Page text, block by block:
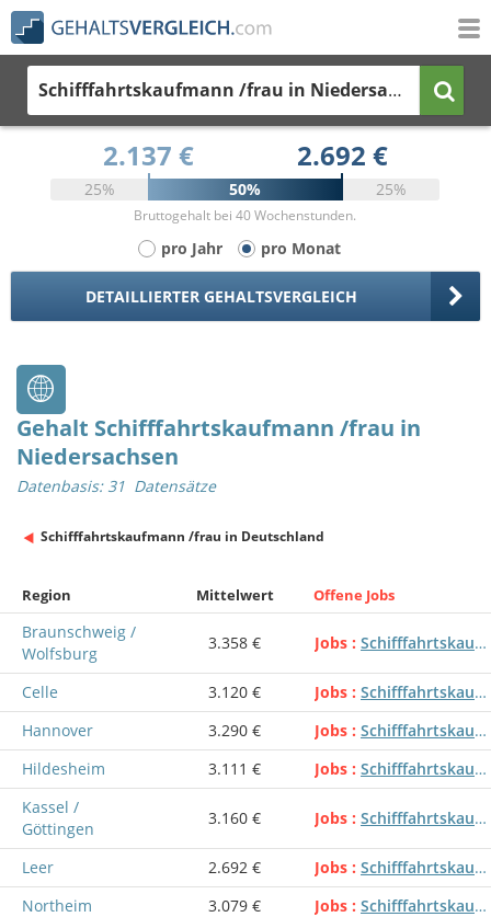
Schifffahrtskaufmann /frau in Niedersachsen
2.137 € 2.692 €
25% 50% 25%
Bruttogehalt bei 40 Wochenstunden.
pro Jahr pro Monat
DETAILLIERTER GEHALTSVERGLEICH
Gehalt Schifffahrtskaufmann /frau in
Niedersachsen
Datenbasis: 31 Datensätze
Schifffahrtskaufmann /frau in Deutschland
Region Mittelwert Offene Jobs
Braunschweig /
Wolfsburg
3.358 € Jobs Schifffahrtskaufmann /frau
Celle 3.120 € Jobs
Schifffahrtskaufmann /frau
Hannover
3.290 € Jobs
Schifffahrtskaufmann /frau
Hildesheim
3.111 € Jobs
Schifffahrtskaufmann /frau
Kassel /
Göttingen
3.160 € Jobs Schifffahrtskaufmann /frau
Leer 2.692 € Jobs
Schifffahrtskaufmann /frau
Northeim
3.079 € Jobs
Schifffahrtskaufmann /frau